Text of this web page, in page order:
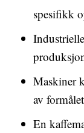
spesifikk
Maskiner
av
En